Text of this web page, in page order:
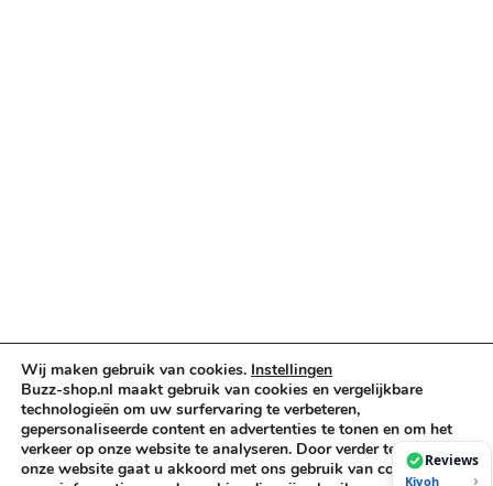
Privacybeleid
Cookiebeleid
Copyright © 2026 Buzz-Shop.nl. Alle rechten voorbehouden.
Wij maken gebruik van cookies. Instellingen
Buzz-shop.nl maakt gebruik van cookies en vergelijkbare
technologieën om uw surfervaring te verbeteren,
gepersonaliseerde content en advertenties te tonen en om het
verkeer op onze website te analyseren. Door verder te gaan op
onze website gaat u akkoord met ons gebruik van cookies. Voor
Reviews
Kiyoh ›